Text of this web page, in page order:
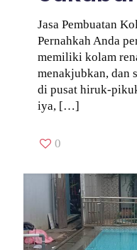
Jasa Pembuatan
Pernahkah Anda
memiliki kolam
menakjubkan, dan
di pusat hiruk-
iya, […]
0